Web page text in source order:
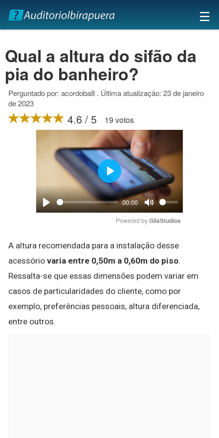
×
☰
Qual a altura do sifão da
pia do banheiro?
Perguntado por: acordoba8 . Última atualização: 23 de janeiro
de 2023
4.6 / 5 19 votos
Play
00:00
Mute
Play
Powered by GliaStudios
A altura recomendada para a instalação desse
acessório varia entre 0,50m a 0,60m do piso.
Ressalta-se que essas dimensões podem variar em
casos de particularidades do cliente, como por
exemplo, preferências pessoais, altura diferenciada,
entre outros.